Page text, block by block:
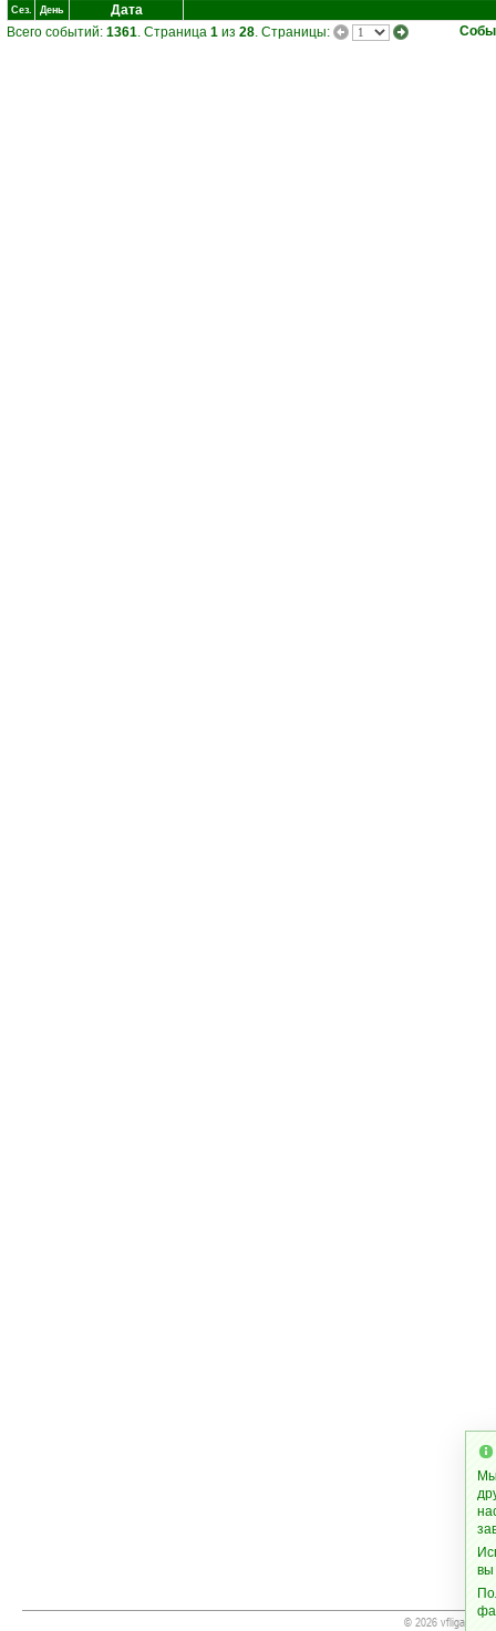
Сез. День
Дата
Всего событий: 1361. Страница 1 из 28. Страницы:
© 2026 vfliga.org
вы